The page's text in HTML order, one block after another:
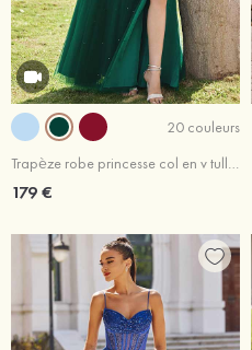
20 couleurs
Trapèze robe princesse col en v tulle ras du sol robe de bal
179 €